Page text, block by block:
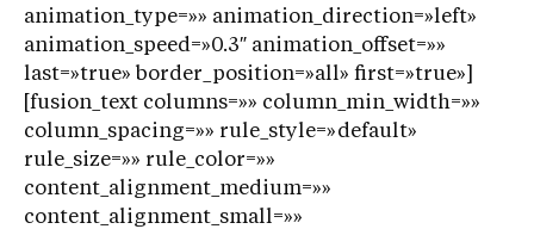
animation_type=»» animation_direction=»left»
animation_speed=»0.3″ animation_offset=»»
last=»true» border_position=»all» first=»true»]
[fusion_text columns=»» column_min_width=»»
column_spacing=»» rule_style=»default»
rule_size=»» rule_color=»»
content_alignment_medium=»»
content_alignment_small=»»